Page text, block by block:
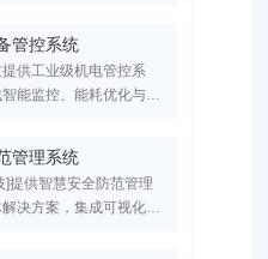
务超万家医疗、工业、
区领域客户，国家高新
支持IBMS平台定制开
管控系统
供工业级机电管控系
能监控、能耗优化与远
户，设备故障率降低
获取行业解决方案与成
管理系统
]提供智慧安全防范管理
决方案，集成可视化电